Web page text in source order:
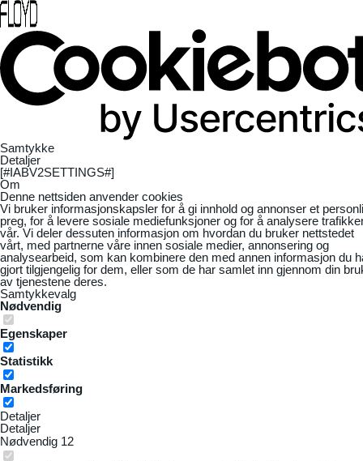
Samtykke
Detaljer
[#IABV2SETTINGS#]
Om
Denne nettsiden anvender cookies
Vi bruker informasjonskapsler for å gi innhold og annonser et
preg, for å levere sosiale mediefunksjoner og for å analysere
vår. Vi deler dessuten informasjon om hvordan du bruker nettstedet
vårt, med partnerne våre innen sosiale medier, annonsering og
analysearbeid, som kan kombinere den med annen informasjon du
gjort tilgjengelig for dem, eller som de har samlet inn gjennom din
av tjenestene deres.
Samtykkevalg
Nødvendig
Egenskaper
Statistikk
Markedsføring
Detaljer
Detaljer
Nødvendig 12